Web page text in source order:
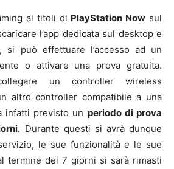
ai titoli di PlayStation Now sul
l’app dedicata sul desktop e
si può effettuare l’accesso ad un
o attivare una prova gratuita.
un controller wireless
altro controller compatibile a una
infatti previsto un periodo di prova
. Durante questi si avrà dunque
le sue funzionalità e le sue
termine dei 7 giorni si sarà rimasti